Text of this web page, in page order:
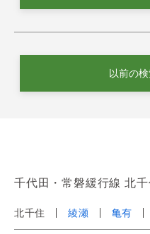
以前の
千代田・常磐緩行線 北
北千住 綾瀬 亀有